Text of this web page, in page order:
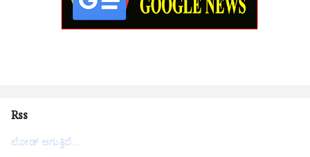
Rss
ಲೋಡ್ ಆಗುತ್ತಿದೆ...